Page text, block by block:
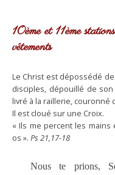
10ème et 11ème
vêtements
Le Christ est dépossédé
disciples, dépouillé de
livré à la raillerie, couronné
Il est cloué sur une Croix.
« Ils me percent les
os ». Ps 21,17-18
Nous te prions,